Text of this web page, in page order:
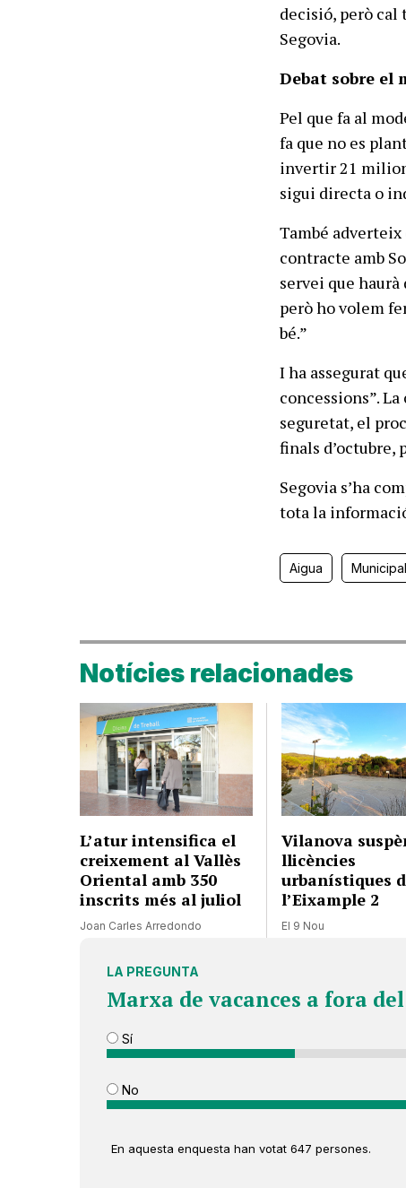
decisió, però cal
Segovia.
Debat sobre el
Pel que fa al
fa que no es
invertir 21
sigui directa o
També
contracte amb
servei que
però ho volem
bé.”
I ha assegurat
concessions”.
seguretat, el
finals d’octubre,
Segovia s’ha
tota la
Aigua
Notícies relacionades
L’atur intensifica el
creixement al Vallès
Oriental amb 350
inscrits més al juliol
Joan Carles Arredondo
Vilanova
llicències
urbanístiques
l’Eixample 2
El 9 Nou
LA PREGUNTA
Marxa de vacances a fora
Sí
No
En aquesta enquesta han votat 647 persones.